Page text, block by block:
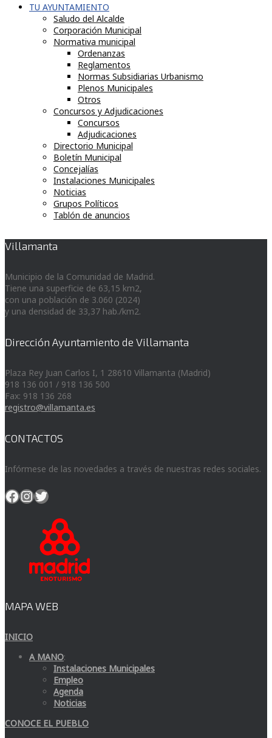
TU AYUNTAMIENTO
Saludo del Alcalde
Corporación Municipal
Normativa municipal
Ordenanzas
Reglamentos
Normas Subsidiarias Urbanismo
Plenos Municipales
Otros
Concursos y Adjudicaciones
Concursos
Adjudicaciones
Directorio Municipal
Boletín Municipal
Concejalías
Instalaciones Municipales
Noticias
Grupos Políticos
Tablón de anuncios
Villamanta
Municipio de la Comunidad de Madrid.
Tiene una superficie de 63,15 km2,
con una población de 3.060 (2024)
y una densidad de 33,37 hab./km2.
Dirección Ayuntamiento de Villamanta
Plaza Rey Juan Carlos I, 1 28610 Villamanta (Madrid)
918 136 001 / 918 136 500
Fax: 918 136 268
registro@villamanta.es
CONTACTOS
Infórmese de las novedades a través de nuestras redes sociales.
Facebook
Instagram
Twitter
MAPA WEB
INICIO
A MANO:
Instalaciones Municipales
Empleo
Agenda
Noticias
CONOCE EL PUEBLO